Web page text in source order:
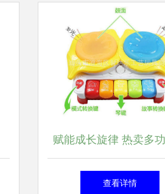
赋能成长旋律 热卖多
故事电子琴音乐发光手
查看详情